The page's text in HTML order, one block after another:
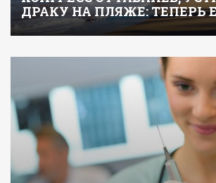
ДРАКУ НА ПЛЯЖЕ: ТЕПЕРЬ